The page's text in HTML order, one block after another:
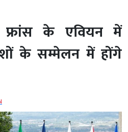
के एवियन में
के सम्मेलन में होंगे